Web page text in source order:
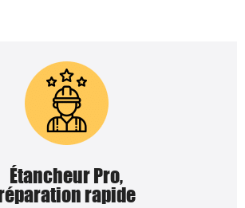
Étancheur Pro,
rapide